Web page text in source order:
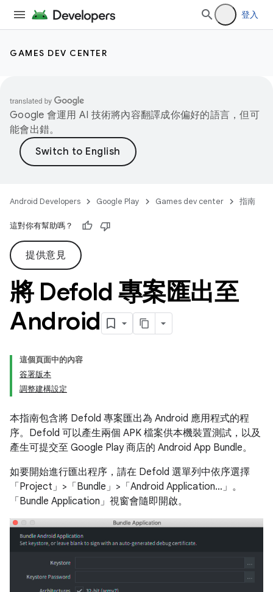
登入
GAMES DEV CENTER
Google 會運用 AI 技術將內容翻譯成你偏好的語言，但可
能會出錯。
Android Developers Google Play Games dev center 指南
這對你有幫助嗎？
提供意見
將 Defold 專案匯出至
Android
這個頁面中的內容
簽署版本
調整建構設定
本指南包含將 Defold 專案匯出為 Android 應用程式的程
序。Defold 可以產生兩個 APK 檔案供本機裝置測試，以及
產生可提交至 Google Play 商店的 Android App Bundle。
如要開始進行匯出程序，請在 Defold 選單列中依序選擇
「Project」>「Bundle」>「Android Application…」 。
「Bundle Application」 視窗會隨即開啟。